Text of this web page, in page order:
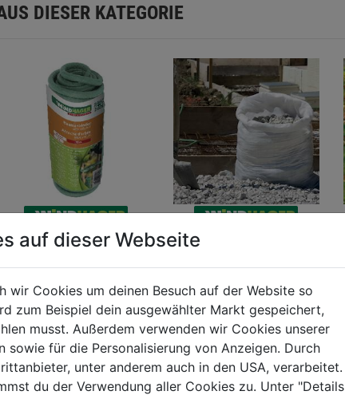
DIESER KATEGORIE
Baumanbinder
0.0
von
5
Sternen.
7,39€
Schwerlast-
0.0
von
5
Sternen.
7,59€
auf dieser Webseite
wir Cookies um deinen Besuch auf der Website so
zum Beispiel dein ausgewählter Markt gespeichert,
musst. Außerdem verwenden wir Cookies unserer
für die Personalisierung von Anzeigen. Durch
unter anderem auch in den USA, verarbeitet.
du der Verwendung aller Cookies zu. Unter "Details